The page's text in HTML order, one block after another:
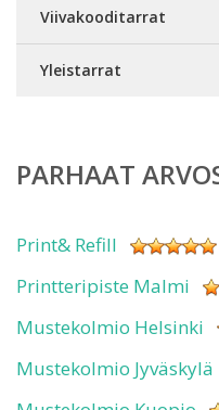
Viivakooditarrat
Yleistarrat
PARHAAT
Print& Refill
Printteripiste Malmi
Mustekolmio Helsinki
Mustekolmio Jyväskylä